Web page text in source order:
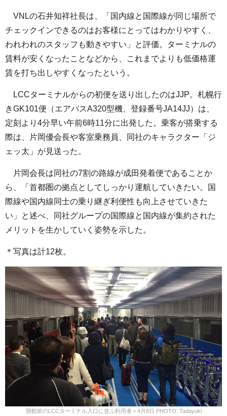
VNLの石井知祥社長は、「国内線と国際線が同じ場所で
チェックインできるのはお客様にとってはわかりやすく、
われわれのスタッフも動きやすい」と評価。ターミナルの
賃料が安くなったことなどから、これまでよりも低価格運
賃を打ち出しやすくなったという。
LCCターミナルからの初便を送り出したのはJJP。札幌行
きGK101便（エアバスA320型機、登録番号JA14JJ）は、
定刻より4分早い午前6時11分に出発した。乗客が搭乗する
際は、片岡優会長や客室乗務員、同社のキャラクター「ジ
ェッ太」が見送った。
片岡会長は同社の7割の路線が成田発着便であることか
ら、「首都圏の拠点としてしっかり運航していきたい。国
際線や国内線同士の乗り継ぎ利便性も向上させていきた
い」と述べ、同社グループの国際線と国内線が集約された
メリットを生かしていく姿勢を示した。
＊写真は計12枚。
開館前のLCCターミナル入口に並ぶ利用者＝4月8日 PHOTO: Tadayuki